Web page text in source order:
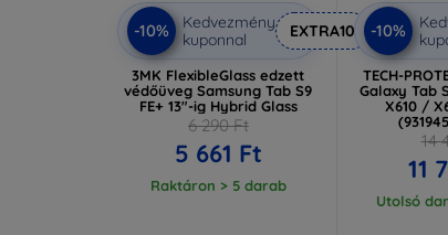
-10%
Kedvezmény
kuponnal
EXTRA10
3MK FlexibleGlass edzett
védőüveg Samsung Tab S9
FE+ 13"-ig Hybrid Glass
6 290 Ft
5 661 Ft
Raktáron > 5 darab
-10%
TECH-
Galaxy Tab
X610 /
14
11
Utolsó